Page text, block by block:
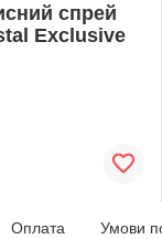
спрей
Exclusive
Оплата Умови